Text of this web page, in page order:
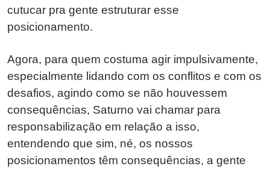
cutucar pra gente estruturar esse
posicionamento.
Agora, para quem costuma agir impulsivamente,
especialmente lidando com os conflitos e com os
desafios, agindo como se não houvessem
consequências, Saturno vai chamar para
responsabilização em relação a isso,
entendendo que sim, né, os nossos
posicionamentos têm consequências, a gente